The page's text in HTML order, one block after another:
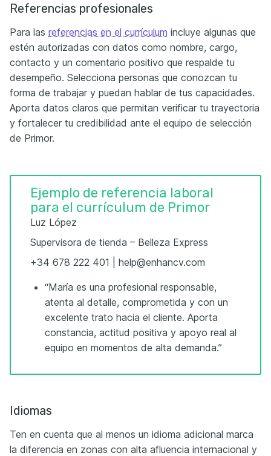
Referencias profesionales
Para las referencias en el currículum incluye algunas que
estén autorizadas con datos como nombre, cargo,
contacto y un comentario positivo que respalde tu
desempeño. Selecciona personas que conozcan tu
forma de trabajar y puedan hablar de tus capacidades.
Aporta datos claros que permitan verificar tu trayectoria
y fortalecer tu credibilidad ante el equipo de selección
de Primor.
Ejemplo de referencia laboral
para el currículum de Primor
Luz López
Supervisora de tienda – Belleza Express
+34 678 222 401 | help@enhancv.com
“María es una profesional responsable,
atenta al detalle, comprometida y con un
excelente trato hacia el cliente. Aporta
constancia, actitud positiva y apoyo real al
equipo en momentos de alta demanda.”
Idiomas
Ten en cuenta que al menos un idioma adicional marca
la diferencia en zonas con alta afluencia internacional y